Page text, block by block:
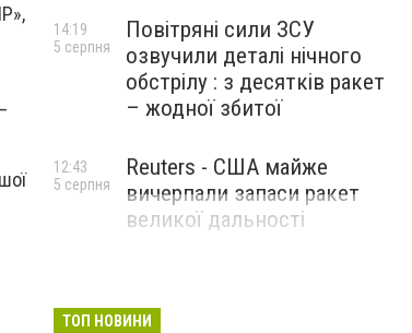
Повітряні сили ЗСУ
озвучили деталі нічного
обстрілу : з десятків ракет
– жодної збитої
14:19
5 серпня
Reuters - США майже
вичерпали запаси ракет
великої дальності
12:43
5 серпня
ТОП НОВИНИ